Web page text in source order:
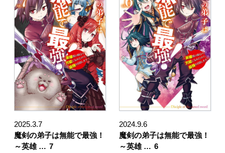
2025.3.7
魔剣の弟子は無能で最強！
～英雄 … 7
2024.9.6
魔剣の弟子は無能で最強！
～英雄 … 6